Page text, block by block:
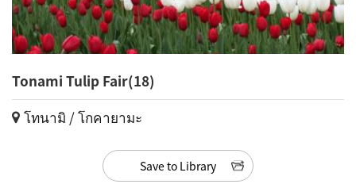
Tonami Tulip Fair(18)
โทนามิ / โกคายามะ
Save to Library